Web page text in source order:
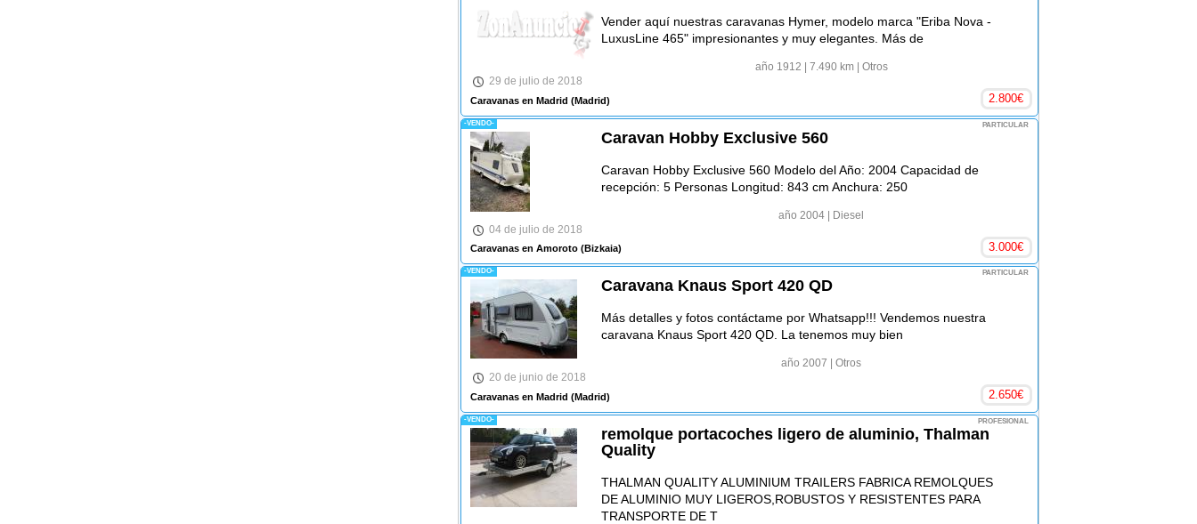
Vender aquí nuestras caravanas Hymer, modelo marca "Eriba Nova -
LuxusLine 465" impresionantes y muy elegantes. Más de
año 1912 | 7.490 km| Otros
29 de julio de 2018
Caravanas en Madrid (Madrid) 2.800€
-VENDO- PARTICULAR
Caravan Hobby Exclusive 560
Caravan Hobby Exclusive 560 Modelo del Año: 2004 Capacidad de
recepción: 5 Personas Longitud: 843 cm Anchura: 250
año 2004 | Diesel
04 de julio de 2018
Caravanas en Amoroto(Bizkaia) 3.000€
-VENDO- PARTICULAR
Caravana Knaus Sport 420 QD
Más detalles y fotos contáctame por Whatsapp!!! Vendemos nuestra
caravana Knaus Sport 420 QD. La tenemos muy bien
año 2007 | Otros
20 de junio de 2018
Caravanas en Madrid (Madrid) 2.650€
-VENDO- PROFESIONAL
remolque portacoches ligero de aluminio, Thalman
Quality
THALMAN QUALITY ALUMINIUM TRAILERS FABRICA REMOLQUES
DE ALUMINIO MUY LIGEROS,ROBUSTOS Y RESISTENTES PARA
TRANSPORTE DE T